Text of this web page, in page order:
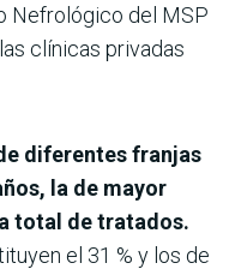
Nefrológico del MSP
clínicas privadas
diferentes franjas
la de mayor
total de tratados.
el 31 % y los de